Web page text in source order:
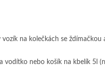
na kolečkách se ždímačkou
vodítko nebo košík na kbelík 5l